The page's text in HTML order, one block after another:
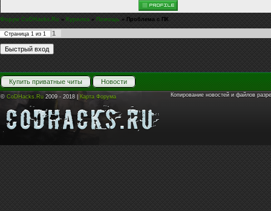
Форум CoDHacks.Ru » Курилка » Помощь » Проблема с ПК
Страница 1 из 1 1
Купить приватные читы Новости
© CoDHacks.Ru 2009 - 2018 | Карта Форума Копирование новостей и файлов